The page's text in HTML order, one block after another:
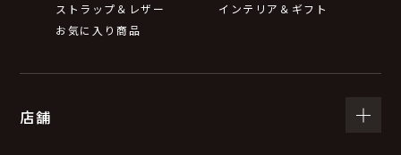
ストラップ＆レザー
インテリア＆ギフト
お気に入り商品
店舗